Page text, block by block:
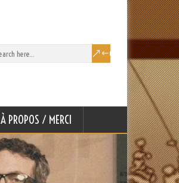
À PROPOS / MERCI